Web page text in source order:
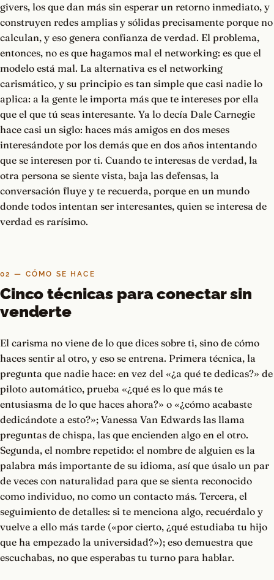
givers, los que dan más sin esperar un retorno inmediato, y
construyen redes amplias y sólidas precisamente porque no
calculan, y eso genera confianza de verdad. El problema,
entonces, no es que hagamos mal el networking: es que el
modelo está mal. La alternativa es el networking
carismático, y su principio es tan simple que casi nadie lo
aplica: a la gente le importa más que te intereses por ella
que el que tú seas interesante. Ya lo decía Dale Carnegie
hace casi un siglo: haces más amigos en dos meses
interesándote por los demás que en dos años intentando
que se interesen por ti. Cuando te interesas de verdad, la
otra persona se siente vista, baja las defensas, la
conversación fluye y te recuerda, porque en un mundo
donde todos intentan ser interesantes, quien se interesa de
verdad es rarísimo.
02 — CÓMO SE HACE
Cinco técnicas para conectar sin
venderte
El carisma no viene de lo que dices sobre ti, sino de cómo
haces sentir al otro, y eso se entrena. Primera técnica, la
pregunta que nadie hace: en vez del «¿a qué te dedicas?» de
piloto automático, prueba «¿qué es lo que más te
entusiasma de lo que haces ahora?» o «¿cómo acabaste
dedicándote a esto?»; Vanessa Van Edwards las llama
preguntas de chispa, las que encienden algo en el otro.
Segunda, el nombre repetido: el nombre de alguien es la
palabra más importante de su idioma, así que úsalo un par
de veces con naturalidad para que se sienta reconocido
como individuo, no como un contacto más. Tercera, el
seguimiento de detalles: si te menciona algo, recuérdalo y
vuelve a ello más tarde («por cierto, ¿qué estudiaba tu hijo
que ha empezado la universidad?»); eso demuestra que
escuchabas, no que esperabas tu turno para hablar.